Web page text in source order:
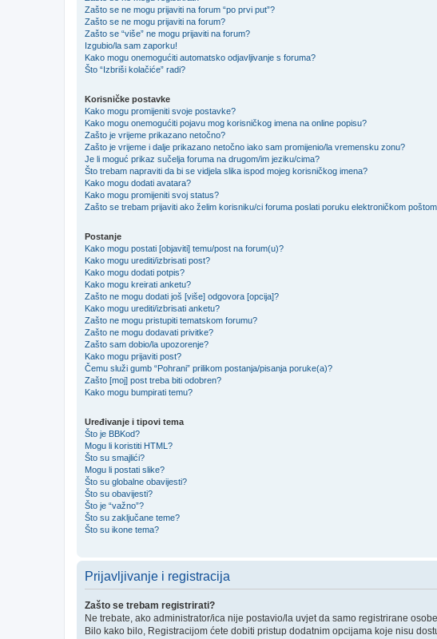
Zašto se ne mogu prijaviti na forum “po prvi put”?
Zašto se ne mogu prijaviti na forum?
Zašto se “više” ne mogu prijaviti na forum?
Izgubio/la sam zaporku!
Kako mogu onemogućiti automatsko odjavljivanje s foruma?
Što “Izbriši kolačiće” radi?
Korisničke postavke
Kako mogu promijeniti svoje postavke?
Kako mogu onemogućiti pojavu mog korisničkog imena na online popisu?
Zašto je vrijeme prikazano netočno?
Zašto je vrijeme i dalje prikazano netočno iako sam promijenio/la vremensku zonu?
Je li moguć prikaz sučelja foruma na drugom/im jeziku/cima?
Što trebam napraviti da bi se vidjela slika ispod mojeg korisničkog imena?
Kako mogu dodati avatara?
Kako mogu promijeniti svoj status?
Zašto se trebam prijaviti ako želim korisniku/ci foruma poslati poruku elektroničkom
Postanje
Kako mogu postati [objaviti] temu/post na forum(u)?
Kako mogu urediti/izbrisati post?
Kako mogu dodati potpis?
Kako mogu kreirati anketu?
Zašto ne mogu dodati još [više] odgovora [opcija]?
Kako mogu urediti/izbrisati anketu?
Zašto ne mogu pristupiti tematskom forumu?
Zašto ne mogu dodavati privitke?
Zašto sam dobio/la upozorenje?
Kako mogu prijaviti post?
Čemu služi gumb “Pohrani” prilikom postanja/pisanja poruke(a)?
Zašto [moj] post treba biti odobren?
Kako mogu bumpirati temu?
Uređivanje i tipovi tema
Što je BBKod?
Mogu li koristiti HTML?
Što su smajlići?
Mogu li postati slike?
Što su globalne obavijesti?
Što su obavijesti?
Što je “važno”?
Što su zaključane teme?
Što su ikone tema?
Prijavljivanje i registracija
Zašto se trebam registrirati?
Ne trebate, ako administrator/ica nije postavio/la uvjet da samo registrirane
Bilo kako bilo, Registracijom ćete dobiti pristup dodatnim opcijama koje nisu